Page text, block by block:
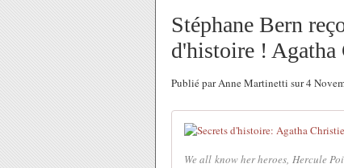
Stéphane Bern
d'histoire ! Agatha
Publié par Anne Martinetti sur 4
We all know her heroes, Hercule